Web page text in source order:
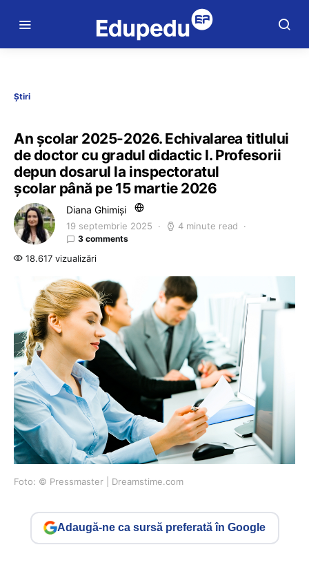
Știri
An școlar 2025-2026. Echivalarea titlului
de doctor cu gradul didactic I. Profesorii
depun dosarul la inspectoratul
școlar până pe 15 martie 2026
Diana Ghimiși
19 septembrie 2025 4 minute read
3 comments
18.617 vizualizări
Foto: © Pressmaster | Dreamstime.com
Adaugă-ne ca sursă preferată în Google